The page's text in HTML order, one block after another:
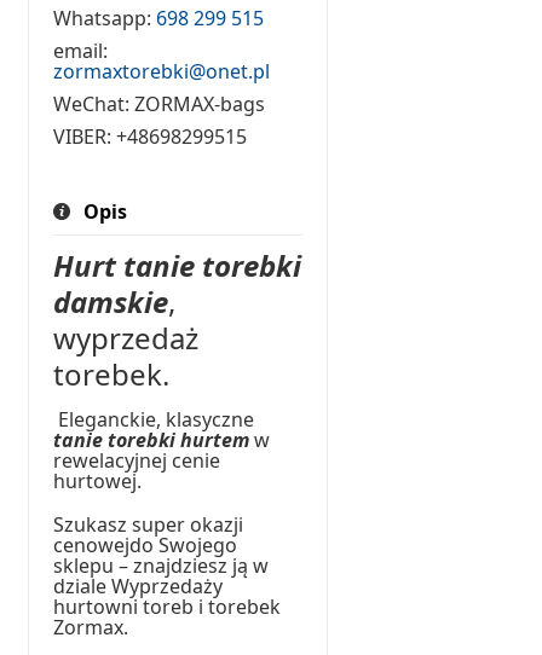
Whatsapp: 698 299 515
email:
zormaxtorebki@onet.pl
WeChat:ZORMAX-bags
VIBER:+48698299515
Opis
Hurt tanie torebki
damskie,
wyprzedaż
torebek.
Eleganckie, klasyczne
tanie torebki hurtemw
rewelacyjnej cenie
hurtowej.
Szukasz super okazji
cenowejdo Swojego
sklepu – znajdziesz ją w
dziale Wyprzedaży
hurtowni toreb i torebek
Zormax.